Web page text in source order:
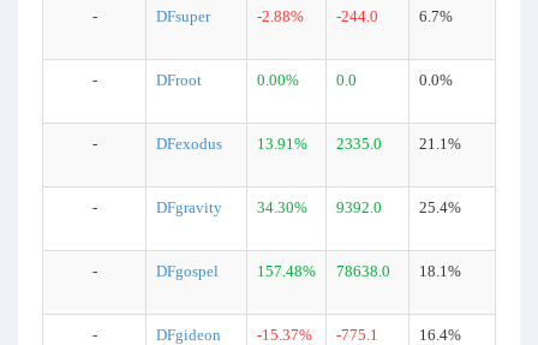
- DFsuper -2.88% -244.0 6.7%
- DFroot 0.00% 0.0 0.0%
- DFexodus 13.91% 2335.0 21.1%
- DFgravity 34.30% 9392.0 25.4%
- DFgospel 157.48% 78638.0 18.1%
- DFgideon -15.37% -775.1 16.4%